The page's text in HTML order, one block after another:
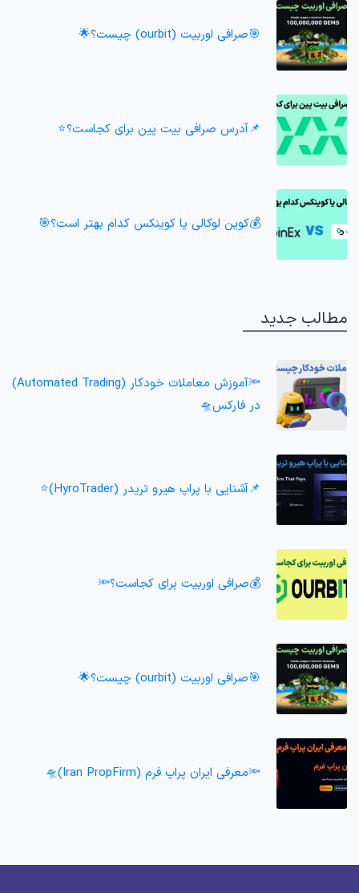
🎯صرافی اوربیت (ourbit) چیست؟🌟
📌آدرس صرافی بیت پین برای کجاست؟⭐️
💰کوین لوکالی یا کوینکس کدام بهتر است؟🎯
مطالب جدید
🔦آموزش معاملات خودکار (Automated Trading)
در فارکس🛸
📌آشنایی با پراپ هیرو تریدر (HyroTrader)⭐️
💰صرافی اوربیت برای کجاست؟🔦
🎯صرافی اوربیت (ourbit) چیست؟🌟
🔦معرفی ایران پراپ فرم (Iran PropFirm)🛸